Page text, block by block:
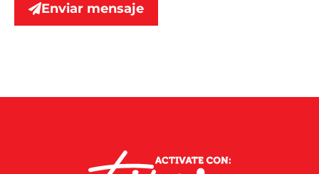
Enviar mensaje